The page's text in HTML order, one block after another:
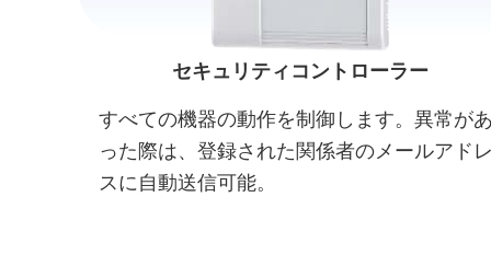
セキュリティコントローラー
すべての機器の動作を制御します。異常が
った際は、登録された関係者のメールアド
スに自動送信可能。